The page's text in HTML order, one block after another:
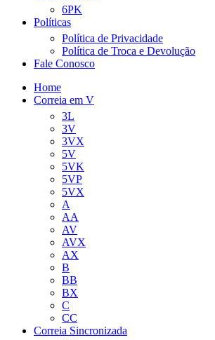
6PK
Políticas
Política de Privacidade
Política de Troca e Devolução
Fale Conosco
Home
Correia em V
3L
3V
3VX
5V
5VK
5VP
5VX
A
AA
AV
AVX
AX
B
BB
BX
C
CC
Correia Sincronizada